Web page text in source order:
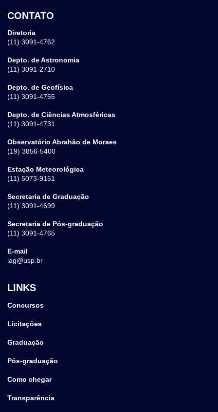
CONTATO
Diretoria
(11) 3091-4762
Depto. de Astronomia
(11) 3091-2710
Depto. de Geofísica
(11) 3091-4755
Depto. de Ciências Atmosféricas
(11) 3091-4731
Observatório Abrahão de Moraes
(19) 3856-5400
Estação Meteorológica
(11) 5073-9151
Secretaria de Graduação
(11) 3091-4699
Secretaria de Pós-graduação
(11) 3091-4765
E-mail
iag@usp.br
LINKS
Concursos
Licitações
Graduação
Pós-graduação
Como chegar
Transparência